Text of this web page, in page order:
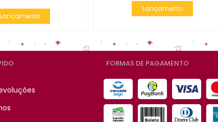
Lançamento
Lançamento
FORMAS DE PAGAMENTO